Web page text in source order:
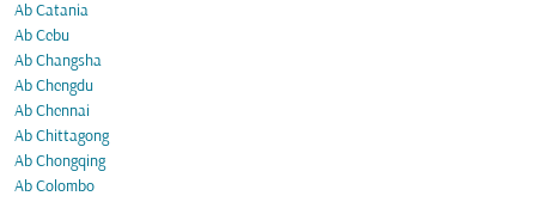
Ab Catania
Ab Cebu
Ab Changsha
Ab Chengdu
Ab Chennai
Ab Chittagong
Ab Chongqing
Ab Colombo